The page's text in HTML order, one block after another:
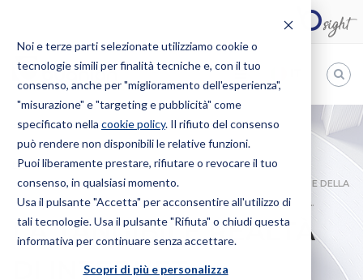
Noi e terze parti selezionate utilizziamo cookie o
tecnologie simili per finalità tecniche e, con il tuo
consenso, anche per "miglioramento dell'esperienza",
"misurazione" e "targeting e pubblicità" come
specificato nella cookie policy. Il rifiuto del consenso
può rendere non disponibili le relative funzioni.
Puoi liberamente prestare, rifiutare o revocare il tuo
consenso, in qualsiasi momento.
Usa il pulsante "Accetta" per acconsentire all'utilizzo di
tali tecnologie. Usa il pulsante "Rifiuta" o chiudi questa
informativa per continuare senza accettare.
Scopri di più e personalizza
Bugnion
The
way
HOME NEWS
LA TANGIBILE REALTÀ DI INTERNET,
OVVERO:INTERNET OF THINGS [IOT]QUALE PUNTA DI DIAMANTE DELLA
TRASFORMAZIONE DIGITALE IN ATTO NELLA NOSTRA SOCIETÀ.
LA TANGIBILE REALTÀ
DI INTERNET,